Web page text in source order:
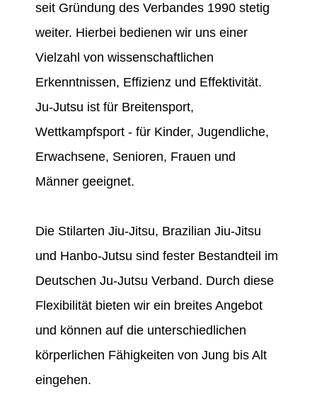
seit Gründung des Verbandes 1990 stetig
weiter. Hierbei bedienen wir uns einer
Vielzahl von wissenschaftlichen
Erkenntnissen, Effizienz und Effektivität.
Ju-Jutsu ist für Breitensport,
Wettkampfsport - für Kinder, Jugendliche,
Erwachsene, Senioren, Frauen und
Männer geeignet.
Die Stilarten Jiu-Jitsu, Brazilian Jiu-Jitsu
und Hanbo-Jutsu sind fester Bestandteil im
Deutschen Ju-Jutsu Verband. Durch diese
Flexibilität bieten wir ein breites Angebot
und können auf die unterschiedlichen
körperlichen Fähigkeiten von Jung bis Alt
eingehen.